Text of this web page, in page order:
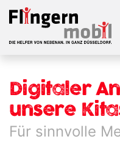
Digitaler
unsere
Für sinnvolle